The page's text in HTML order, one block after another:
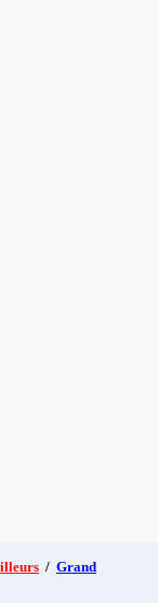
/ Grand